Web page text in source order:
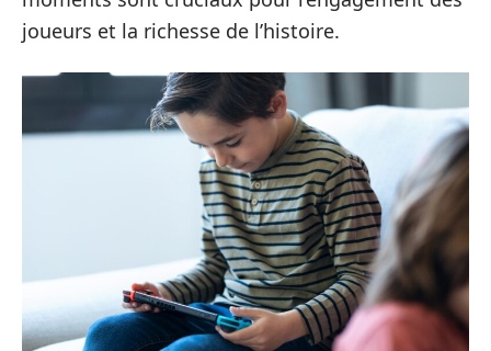
joueurs et la richesse de l’histoire.